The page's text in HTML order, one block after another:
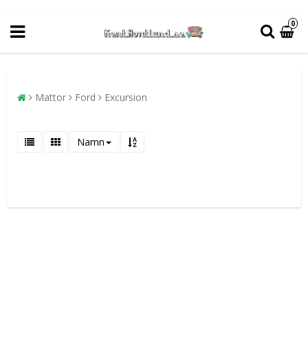
0
Mattor Ford Excursion
Namn